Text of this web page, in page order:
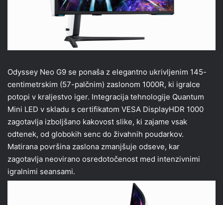
Odyssey Neo G9 se ponaša z elegantno ukrivljenim 145-
centimetrskim (57-palčnim) zaslonom 1000R, ki igralce
potopi v kraljestvo iger. Integracija tehnologije Quantum
Mini LED v skladu s certifikatom VESA DisplayHDR 1000
zagotavlja izboljšano kakovost slike, ki zajame vsak
odtenek, od globokih senc do živahnih poudarkov.
Matirana površina zaslona zmanjšuje odseve, kar
zagotavlja neovirano osredotočenost med intenzivnimi
igralnimi seansami.